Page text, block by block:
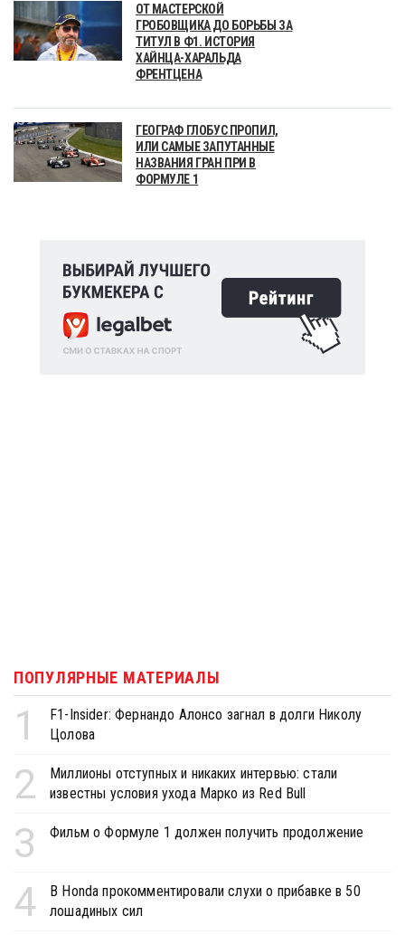
ОТ МАСТЕРСКОЙ
ГРОБОВЩИКА ДО БОРЬБЫ ЗА
ТИТУЛ В Ф1. ИСТОРИЯ
ХАЙНЦА-ХАРАЛЬДА
ФРЕНТЦЕНА
ГЕОГРАФ ГЛОБУС ПРОПИЛ,
ИЛИ САМЫЕ ЗАПУТАННЫЕ
НАЗВАНИЯ ГРАН ПРИ В
ФОРМУЛЕ 1
ПОПУЛЯРНЫЕ МАТЕРИАЛЫ
1
F1-Insider: Фернандо Алонсо загнал в долги Николу
Цолова
2
Миллионы отступных и никаких интервью: стали
известны условия ухода Марко из Red Bull
3 Фильм о Формуле 1 должен получить продолжение
4
В Honda прокомментировали слухи о прибавке в 50
лошадиных сил